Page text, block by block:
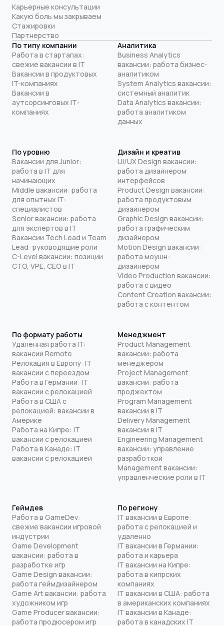
Карьерные консультации
Какую боль мы закрываем
Стажировки
Партнерство
По типу компании
Работа в стартапах:
свежие вакансии в IT
Вакансии в продуктовых
IT-компаниях
Вакансии в
аутсорсинговых IT-
компаниях
Аналитика
Business Analytics
вакансии: работа бизнес-
аналитиком
System Analytics вакансии:
системный аналитик
Data Analytics вакансии:
работа аналитиком
данных
По уровню
Вакансии для Junior:
работа в IT для
начинающих
Middle вакансии: работа
для опытных IT-
специалистов
Senior вакансии: работа
для экспертов в IT
Вакансии Tech Lead и Team
Lead: руководящие роли
C-Level вакансии: позиции
CTO, VPE, CEO в IT
Дизайн и креатив
UI/UX Design вакансии:
работа дизайнером
интерфейсов
Product Design вакансии:
работа продуктовым
дизайнером
Graphic Design вакансии:
работа графическим
дизайнером
Motion Design вакансии:
работа моушн-
дизайнером
Video Production вакансии:
работа с видео
Content Creation вакансии:
работа с контентом
По формату работы
Удаленная работа IT:
вакансии Remote
Релокация в Европу: IT
вакансии с переездом
Работа в Германии: IT
вакансии с релокацией
Работа в США с
релокацией: вакансии в
Америке
Работа на Кипре: IT
вакансии с релокацией
Работа в Канаде: IT
вакансии с релокацией
Менеджмент
Product Management
вакансии: работа
менеджером
Project Management
вакансии: работа
проджектом
Program Management
вакансии в IT
Delivery Management
вакансии в IT
Engineering Management
вакансии: управление
разработкой
Management вакансии:
управленческие роли в IT
Геймдев
Работа в GameDev:
свежие вакансии игровой
индустрии
Game Development
вакансии: работа в
разработке игр
Game Design вакансии:
работа геймдизайнером
Game Art вакансии: работа
художником игр
Game Producer вакансии:
работа продюсером игр
По региону
IT вакансии в Европе:
работа с релокацией и
удаленно
IT вакансии в Германии:
работа и карьера
IT вакансии на Кипре:
работа в кипрских
компаниях
IT вакансии в США: работа
в американских компаниях
IT вакансии в Канаде:
работа в канадских IT